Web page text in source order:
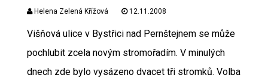
Helena Zelená Křížová 12.11.2008
Višňová ulice v Bystřici nad Pernštejnem se může
pochlubit zcela novým stromořadím. V minulých
dnech zde bylo vysázeno dvacet tři stromků. Volba